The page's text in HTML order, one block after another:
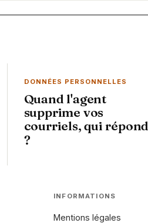
DONNÉES PERSONNELLES
Quand l'agent
supprime vos
courriels, qui répond
?
INFORMATIONS
Mentions légales